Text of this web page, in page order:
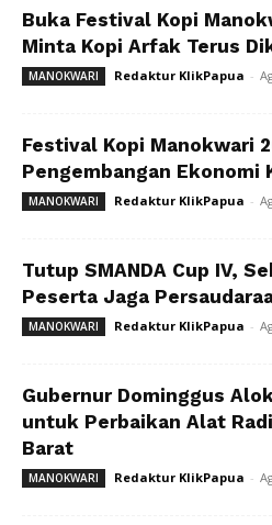
Buka Festival Kopi
Minta Kopi Arfak Terus
MANOKWARI Redaktur KlikPapua -
Festival Kopi Manokwari
Pengembangan Ekonomi
MANOKWARI Redaktur KlikPapua -
Tutup SMANDA Cup IV,
Peserta Jaga
MANOKWARI Redaktur KlikPapua -
Gubernur Dominggus
untuk Perbaikan Alat
Barat
MANOKWARI Redaktur KlikPapua -